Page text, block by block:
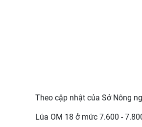
Theo cập nhật của Sở Nông
Lúa OM 18 ở mức 7.600 -